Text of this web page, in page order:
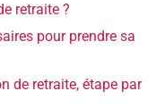
retraite ?
pour prendre sa
de retraite, étape par